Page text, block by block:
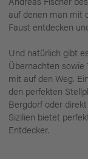
auf denen man mit
Faust entdecken
Und natürlich gibt
Übernachten sowie
mit auf den Weg.
den perfekten
Bergdorf oder
Sizilien bietet
Entdecker.